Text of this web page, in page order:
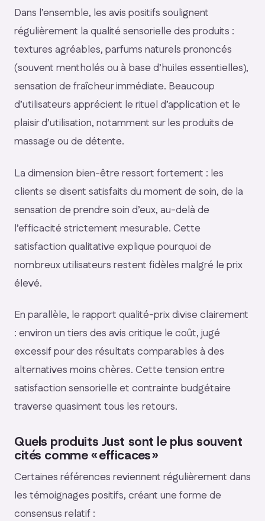
Dans l’ensemble, les avis positifs soulignent
régulièrement la qualité sensorielle des produits :
textures agréables, parfums naturels prononcés
(souvent mentholés ou à base d’huiles essentielles),
sensation de fraîcheur immédiate. Beaucoup
d’utilisateurs apprécient le rituel d’application et le
plaisir d’utilisation, notamment sur les produits de
massage ou de détente.
La dimension bien-être ressort fortement : les
clients se disent satisfaits du moment de soin, de la
sensation de prendre soin d’eux, au-delà de
l’efficacité strictement mesurable. Cette
satisfaction qualitative explique pourquoi de
nombreux utilisateurs restent fidèles malgré le prix
élevé.
En parallèle, le rapport qualité-prix divise clairement
: environ un tiers des avis critique le coût, jugé
excessif pour des résultats comparables à des
alternatives moins chères. Cette tension entre
satisfaction sensorielle et contrainte budgétaire
traverse quasiment tous les retours.
Quels produits Just sont le plus souvent
cités comme « efficaces »
Certaines références reviennent régulièrement dans
les témoignages positifs, créant une forme de
consensus relatif :